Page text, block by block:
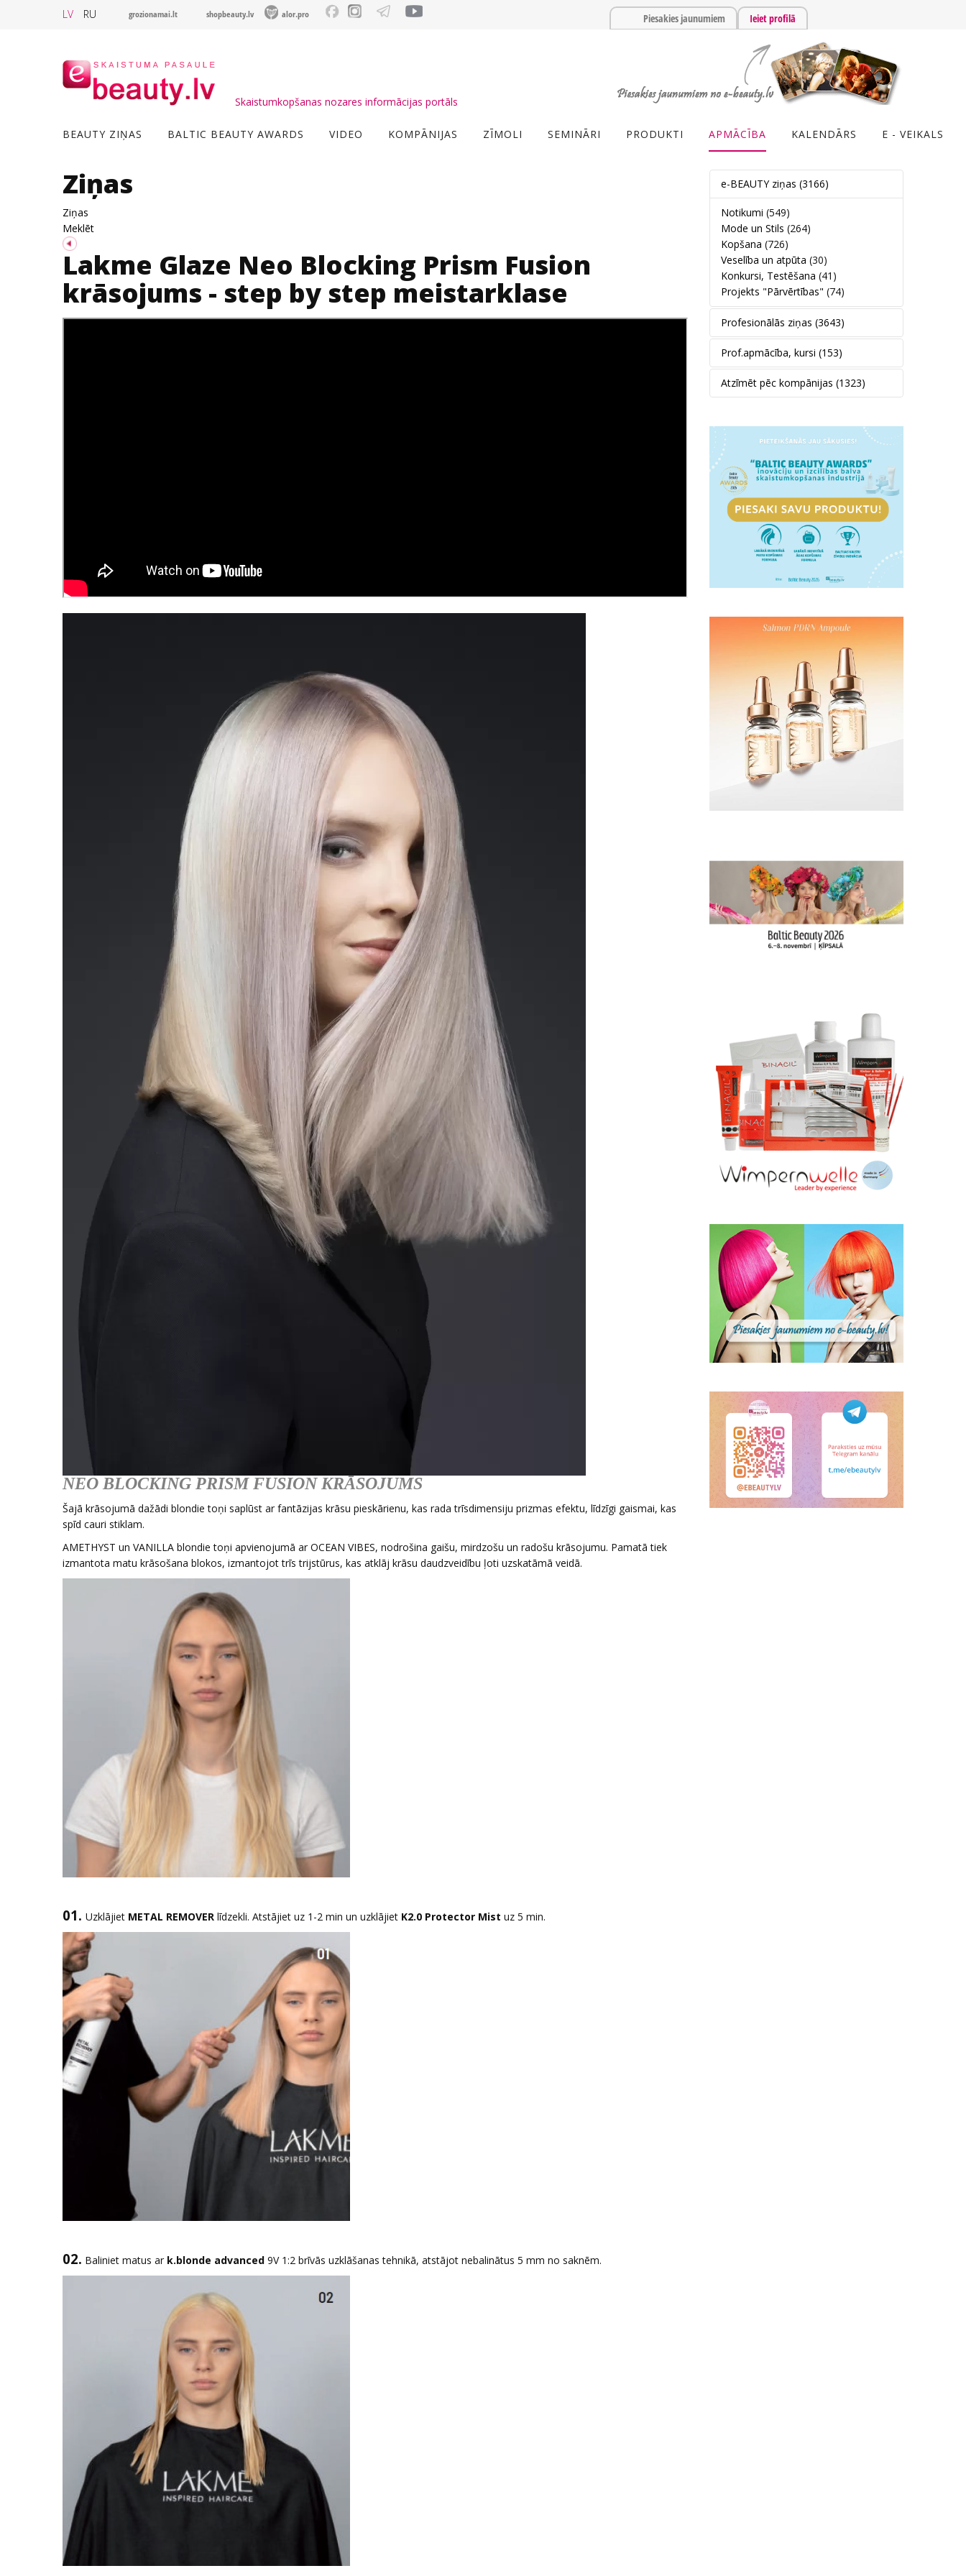
LV RU grozionamai.lt shopbeauty.lv alor.pro Piesakies jaunumiem Ieiet profilā
Skaistumkopšanas nozares informācijas portāls
BEAUTY ZIŅAS BALTIC BEAUTY AWARDS VIDEO KOMPĀNIJAS ZĪMOLI SEMINĀRI PRODUKTI APMĀCĪBA KALENDĀRS E - VEIKALS
Ziņas
Ziņas
Meklēt
Lakme Glaze Neo Blocking Prism Fusion
krāsojums - step by step meistarklase
NEO BLOCKING PRISM FUSION KRĀSOJUMS
Šajā krāsojumā dažādi blondie toņi saplūst ar fantāzijas krāsu pieskārienu, kas rada trīsdimensiju prizmas efektu, līdzīgi gaismai, kas
spīd cauri stiklam.
AMETHYST un VANILLA blondie toņi apvienojumā ar OCEAN VIBES, nodrošina gaišu, mirdzošu un radošu krāsojumu. Pamatā tiek
izmantota matu krāsošana blokos, izmantojot trīs trijstūrus, kas atklāj krāsu daudzveidību ļoti uzskatāmā veidā.
01. Uzklājiet METAL REMOVER līdzekli. Atstājiet uz 1-2 min un uzklājiet K2.0 Protector Mist uz 5 min.
02. Baliniet matus ar k.blonde advanced 9V 1:2 brīvās uzklāšanas tehnikā, atstājot nebalinātus 5 mm no saknēm.
e-BEAUTY ziņas (3166)
Notikumi (549)
Mode un Stils (264)
Kopšana (726)
Veselība un atpūta (30)
Konkursi, Testēšana (41)
Projekts "Pārvērtības" (74)
Profesionālās ziņas (3643)
Prof.apmācība, kursi (153)
Atzīmēt pēc kompānijas (1323)